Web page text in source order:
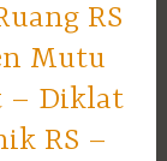
RS
Mutu
– Diklat
RS –